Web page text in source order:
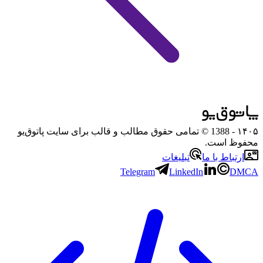
۱۴۰۵
- 1388 © تمامی حقوق مطالب و قالب برای سایت پاتوق‌یو
محفوظ است.
ارتباط با ما
تبلیغات
Telegram
LinkedIn DMCA